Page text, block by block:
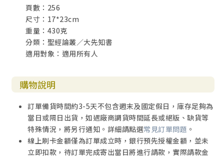
5.1.3. 小結
5.2. 格式類型
5.2.1. 敘事形式
5.2.2. 說話形式
5.2.3. 小結
5.3.1. 歷史背景
5.3.2. 明確的段落
5.3.4. 修辭技巧與象徵意義
第三部分 先知書卷內容簡介
頁數：256
尺寸：17*23cm
重量：430克
分類：聖經論叢／大先知書
適用對象：適用所有人
購物說明
訂單備貨時間約3-5天不包含週末及國定假日，庫存足夠為
當日或隔日出貨，如遇廠商調貨時間延長或絕版、缺貨等
特殊情況，將另行通知。詳細請點選常見訂單問題 。
線上刷卡金額僅為訂單成立時，銀行預先授權金額，並未
立即扣款，待訂單完成寄出當日將進行請款，實際請款金